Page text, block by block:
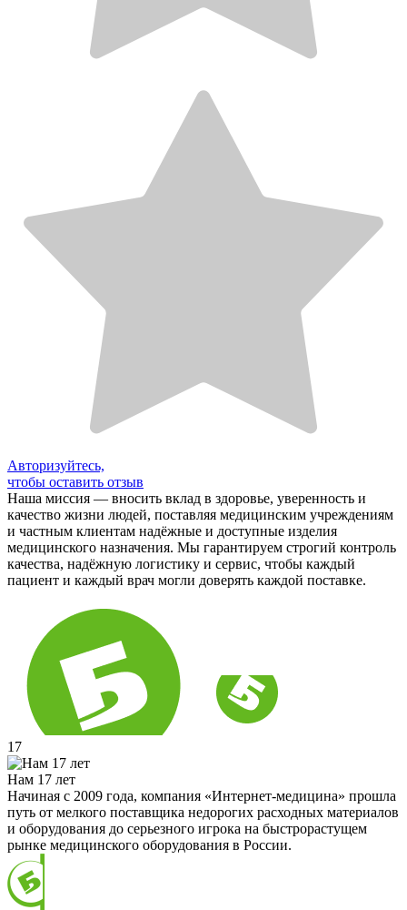
Авторизуйтесь,
чтобы оставить отзыв
Наша миссия — вносить вклад в здоровье, уверенность и
качество жизни людей, поставляя медицинским учреждениям
и частным клиентам надёжные и доступные изделия
медицинского назначения. Мы гарантируем строгий контроль
качества, надёжную логистику и сервис, чтобы каждый
пациент и каждый врач могли доверять каждой поставке.
17
Нам 17 лет
Начиная с 2009 года, компания «Интернет-медицина» прошла
путь от мелкого поставщика недорогих расходных материалов
и оборудования до серьезного игрока на быстрорастущем
рынке медицинского оборудования в России.